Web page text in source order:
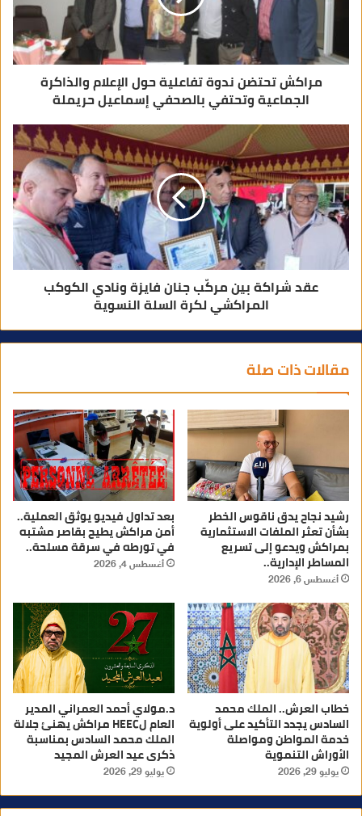
مراكش تحتضن ندوة تفاعلية حول الإعلام والذاكرة
الجماعية وتحتفي بالصحفي إسماعيل حريملة
عقد شراكة بين مركّب جنان فايزة ونادي الكوكب
المراكشي لكرة السلة النسوية
مقالات ذات صلة
رشيد نجاح يدق ناقوس الخطر
بشأن تعثر الملفات الاستثمارية
بمراكش ويدعو إلى تسريع
المساطر الإدارية..
أغسطس 6, 2026
بعد تداول فيديو يوثق العملية..
أمن مراكش يطيح بقاصر مشتبه
في تورطه في سرقة مسلحة..
أغسطس 4, 2026
خطاب العرش.. الملك محمد
السادس يجدد التأكيد على أولوية
خدمة المواطن ومواصلة
الأوراش التنموية
يوليو 29, 2026
د.مولاي أحمد العمراني المدير
العام لHEEC مراكش يهنئ جلالة
الملك محمد السادس بمناسبة
ذكرى عيد العرش المجيد
يوليو 29, 2026